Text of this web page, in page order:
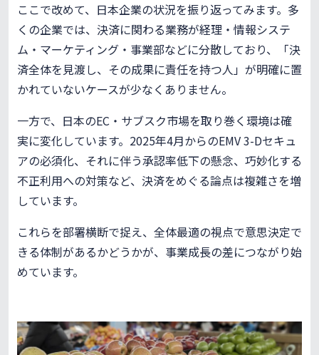
ここで改めて、日本企業の状況を振り返ってみます。多
くの企業では、決済に関わる業務が経理・情報システ
ム・マーケティング・事業部などに分散しており、「決
済全体を見渡し、その成果に責任を持つ人」が明確に置
かれていないケースが少なくありません。
一方で、日本のEC・サブスク市場を取り巻く環境は確
実に変化しています。2025年4月からのEMV 3-Dセキュ
アの必須化、それに伴う承認率低下の懸念、巧妙化する
不正利用への対策など、決済をめぐる論点は複雑さを増
しています。
これらを部署横断で捉え、全体最適の視点で意思決定で
きる体制があるかどうかが、事業成長の差につながり始
めています。